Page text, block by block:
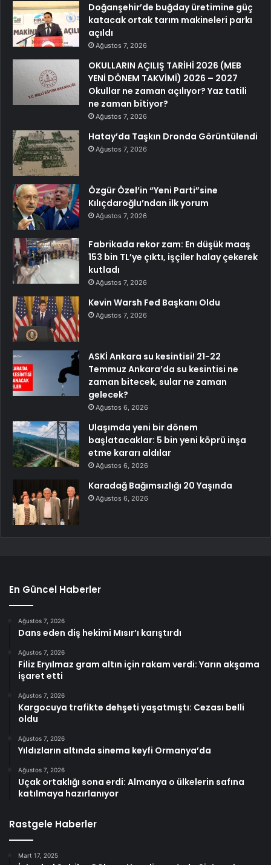
Doğanşehir’de buğday üretimine güç
katacak ortak tarım makineleri parkı
açıldı
Ağustos 7, 2026
OKULLARIN AÇILIŞ TARİHİ 2026 (MEB
YENİ DÖNEM TAKVİMİ) 2026 – 2027
Okullar ne zaman açılıyor? Yaz tatili
ne zaman bitiyor?
Ağustos 7, 2026
Hatay’da Taşkın Dronda Görüntülendi
Ağustos 7, 2026
Özgür Özel’in “Yeni Parti”sine
Kılıçdaroğlu’ndan ilk yorum
Ağustos 7, 2026
Fabrikada rekor zam: En düşük maaş
153 bin TL’ye çıktı, işçiler halay çekerek
kutladı
Ağustos 7, 2026
Kevin Warsh Fed Başkanı Oldu
Ağustos 7, 2026
ASKİ Ankara su kesintisi! 21-22
Temmuz Ankara’da su kesintisi ne
zaman bitecek, sular ne zaman
gelecek?
Ağustos 6, 2026
Ulaşımda yeni bir dönem
başlatacaklar: 5 bin yeni köprü inşa
etme kararı aldılar
Ağustos 6, 2026
Karadağ Bağımsızlığı 20 Yaşında
Ağustos 6, 2026
En Güncel Haberler
Ağustos 7, 2026
Dans eden diş hekimi Mısır’ı karıştırdı
Ağustos 7, 2026
Filiz Eryılmaz gram altın için rakam verdi: Yarın akşama
işaret etti
Ağustos 7, 2026
Kargocuya trafikte dehşeti yaşatmıştı: Cezası belli
oldu
Ağustos 7, 2026
Yıldızların altında sinema keyfi Ormanya’da
Ağustos 7, 2026
Uçak ortaklığı sona erdi: Almanya o ülkelerin safına
katılmaya hazırlanıyor
Rastgele Haberler
Mart 17, 2025